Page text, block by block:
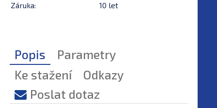
Záruka:
10 let
Popis
Parametry
Ke stažení
Odkazy
Poslat dotaz